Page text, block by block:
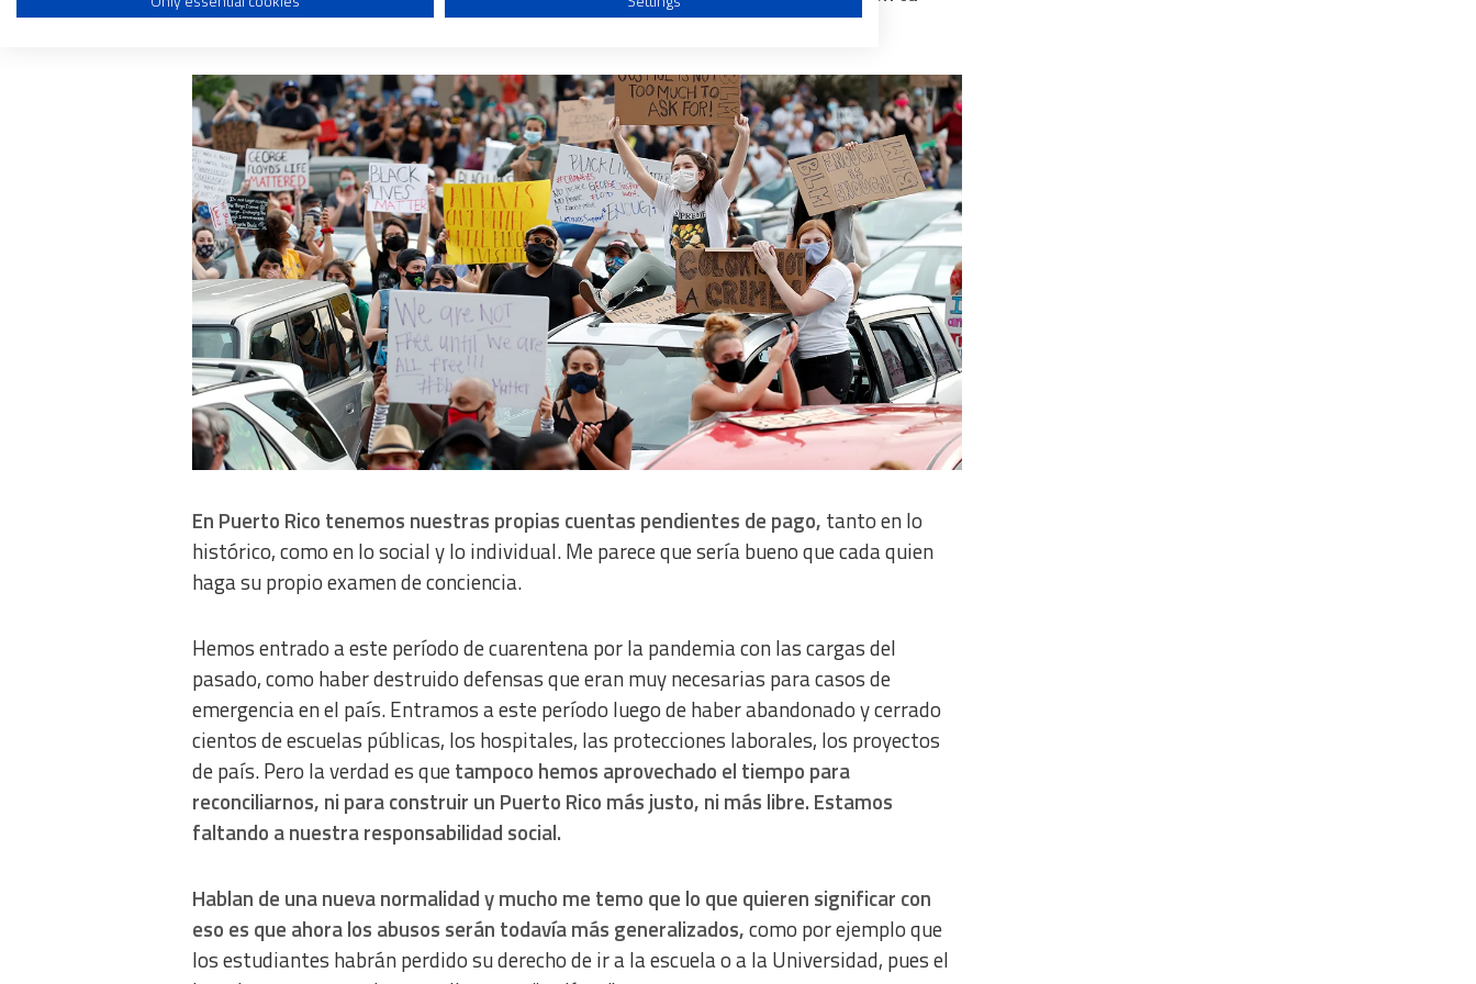
hermano.
En Puerto Rico tenemos nuestras propias cuentas pendientes de pago, tanto en lo
histórico, como en lo social y lo individual. Me parece que sería bueno que cada quien
haga su propio examen de conciencia.
Hemos entrado a este período de cuarentena por la pandemia con las cargas del
pasado, como haber destruido defensas que eran muy necesarias para casos de
emergencia en el país. Entramos a este período luego de haber abandonado y cerrado
cientos de escuelas públicas, los hospitales, las protecciones laborales, los proyectos
de país. Pero la verdad es quetampoco hemos aprovechado el tiempo para
reconciliarnos, ni para construir un Puerto Rico más justo, ni más libre. Estamos
faltando a nuestra responsabilidad social.
Hablan de una nueva normalidad y mucho me temo que lo que quieren significar con
eso es que ahora los abusos serán todavía más generalizados,como por ejemplo que
los estudiantes habrán perdido su derecho de ir a la escuela o a la Universidad, pues el
Measure content performance
Understand audiences through statistics or combinations of data from different sources
Develop and improve services
Use limited data to select content
Use precise geolocation data
Identify devices based on information actively requested
Non-IAB processing purposes: